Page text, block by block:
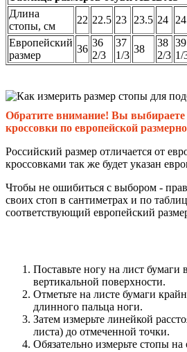
Длина
стопы, см
22 22.5 23 23.5 24
Европейский
размер
36
36
2/3
37
1/3
38
38
2/3
39
1/
Обратите внимание! Вы выбираете
кроссовки по европейской
Российский размер отличается от
кроссовками так же будет указан
Чтобы не ошибиться с выбором -
своих стоп в сантиметрах и по
соответствующий европейский
Поставьте ногу на лист бумаги
вертикальной поверхности.
Отметьте на листе бумаги
длинного пальца ноги.
Затем измерьте линейкой
листа) до отмеченной точки.
Обязательно измерьте стопы